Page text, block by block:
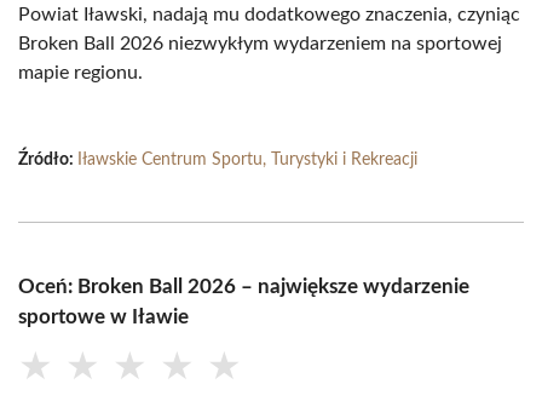
Powiat Iławski, nadają mu dodatkowego znaczenia, czyniąc
Broken Ball 2026 niezwykłym wydarzeniem na sportowej
mapie regionu.
Źródło: Iławskie Centrum Sportu, Turystyki i Rekreacji
Oceń: Broken Ball 2026 – największe wydarzenie
sportowe w Iławie
★ ★ ★ ★ ★